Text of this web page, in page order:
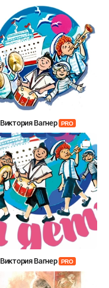
Виктория Вагнер PRO
Виктория Вагнер PRO